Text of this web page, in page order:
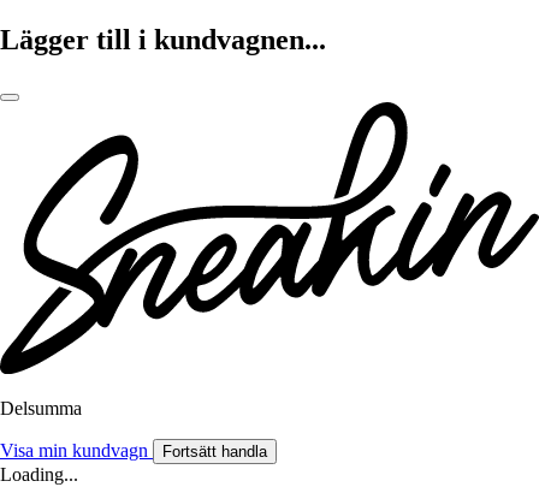
Lägger till i kundvagnen...
Delsumma
Visa min kundvagn Fortsätt handla
Loading...